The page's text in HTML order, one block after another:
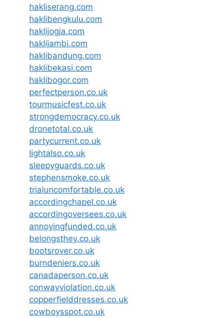
hakliserang.com
haklibengkulu.com
haklijogja.com
haklijambi.com
haklibandung.com
haklibekasi.com
haklibogor.com
perfectperson.co.uk
tourmusicfest.co.uk
strongdemocracy.co.uk
dronetotal.co.uk
partycurrent.co.uk
lightalso.co.uk
sleepyguards.co.uk
stephensmoke.co.uk
trialuncomfortable.co.uk
accordingchapel.co.uk
accordingoversees.co.uk
annoyingfunded.co.uk
belongsthey.co.uk
bootsrover.co.uk
burndeniers.co.uk
canadaperson.co.uk
conwayviolation.co.uk
copperfielddresses.co.uk
cowboysspot.co.uk